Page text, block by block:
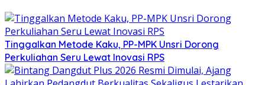
Tinggalkan Metode Kaku, PP-MPK Unsri Dorong
Perkuliahan Seru Lewat Inovasi RPS